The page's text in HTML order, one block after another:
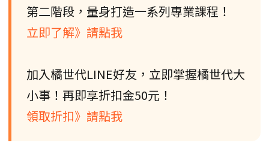
第二階段，量身打造一系列專業課程！
立即了解》請點我
加入橘世代LINE好友，立即掌握橘世代大
小事！再即享折扣金50元！
領取折扣》請點我